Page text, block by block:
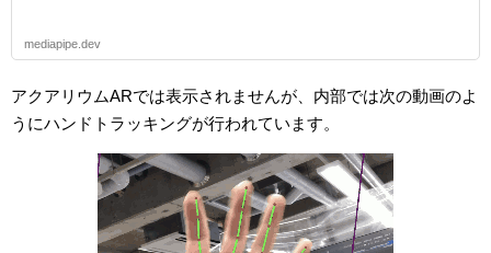
mediapipe.dev
アクアリウムARでは表示されませんが、内部では次の動画のよ
うにハンドトラッキングが行われています。